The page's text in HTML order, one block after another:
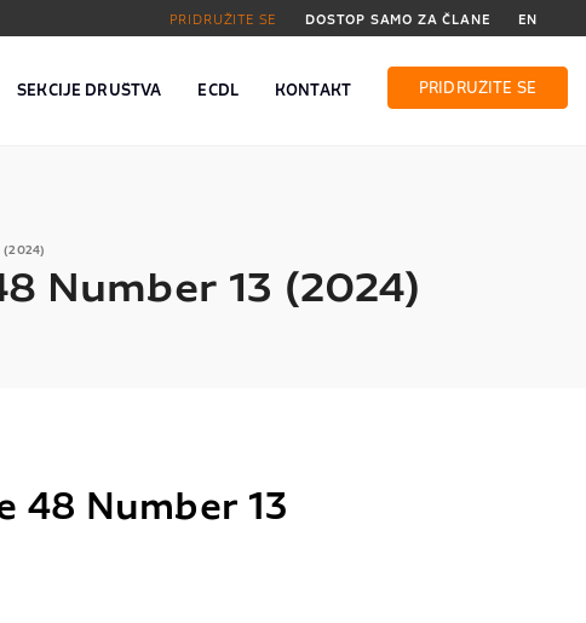
PRIDRUŽITE SE DOSTOP SAMO ZA ČLANE EN
SEKCIJE DRUŠTVA ECDL KONTAKT PRIDRUŽITE SE
(2024)
Number 13 (2024)
48 Number 13